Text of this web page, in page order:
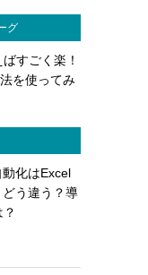
グ
すごく楽！
を使ってみ
動化はExcel
う違う？導